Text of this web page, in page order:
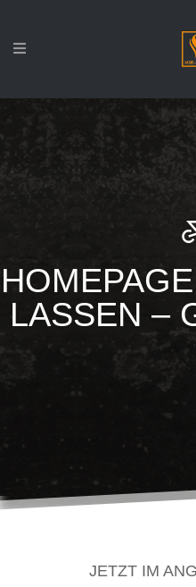
LASSEN –
JETZT IM